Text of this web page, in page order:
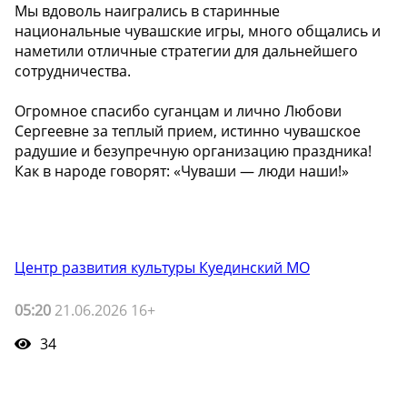
Мы вдоволь наигрались в старинные
национальные чувашские игры, много общались и
наметили отличные стратегии для дальнейшего
сотрудничества.
Огромное спасибо суганцам и лично Любови
Сергеевне за теплый прием, истинно чувашское
радушие и безупречную организацию праздника!
Как в народе говорят: «Чуваши — люди наши!» ️
Центр развития культуры Куединский МО
05:20 21.06.2026 16+
34